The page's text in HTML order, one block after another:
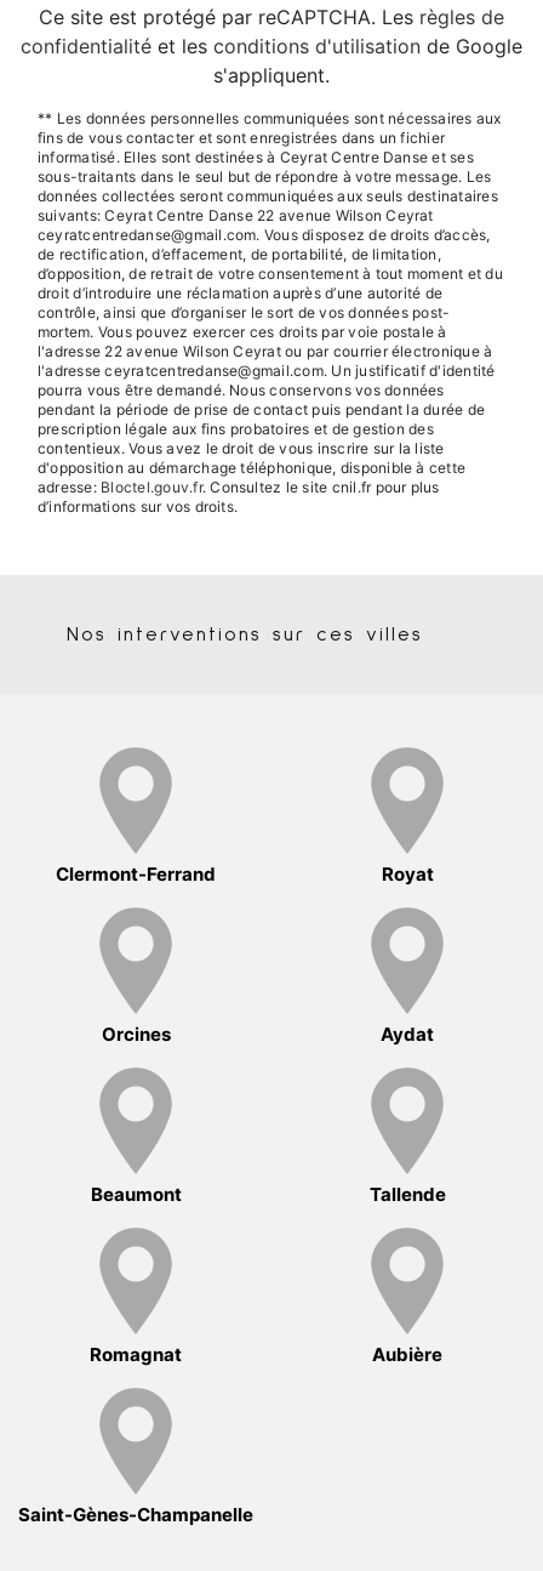
Ce site est protégé par reCAPTCHA. Les règles de
confidentialité et les conditions d'utilisation de Google
s'appliquent.
** Les données personnelles communiquées sont nécessaires aux
fins de vous contacter et sont enregistrées dans un fichier
informatisé. Elles sont destinées à Ceyrat Centre Danse et ses
sous-traitants dans le seul but de répondre à votre message. Les
données collectées seront communiquées aux seuls destinataires
suivants: Ceyrat Centre Danse 22 avenue Wilson Ceyrat
ceyratcentredanse@gmail.com. Vous disposez de droits d’accès,
de rectification, d’effacement, de portabilité, de limitation,
d’opposition, de retrait de votre consentement à tout moment et du
droit d’introduire une réclamation auprès d’une autorité de
contrôle, ainsi que d’organiser le sort de vos données post-
mortem. Vous pouvez exercer ces droits par voie postale à
l'adresse 22 avenue Wilson Ceyrat ou par courrier électronique à
l'adresse ceyratcentredanse@gmail.com. Un justificatif d'identité
pourra vous être demandé. Nous conservons vos données
pendant la période de prise de contact puis pendant la durée de
prescription légale aux fins probatoires et de gestion des
contentieux. Vous avez le droit de vous inscrire sur la liste
d'opposition au démarchage téléphonique, disponible à cette
adresse: Bloctel.gouv.fr. Consultez le site cnil.fr pour plus
d’informations sur vos droits.
Nos interventions sur ces villes
Clermont-Ferrand Royat
Orcines Aydat
Beaumont Tallende
Romagnat Aubière
Saint-Gènes-Champanelle